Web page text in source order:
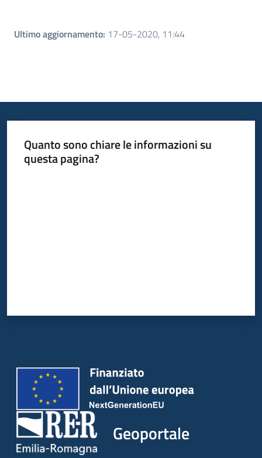
Ultimo aggiornamento: 17-05-2020, 11:44
Quanto sono chiare le informazioni su
questa pagina?
Geoportale